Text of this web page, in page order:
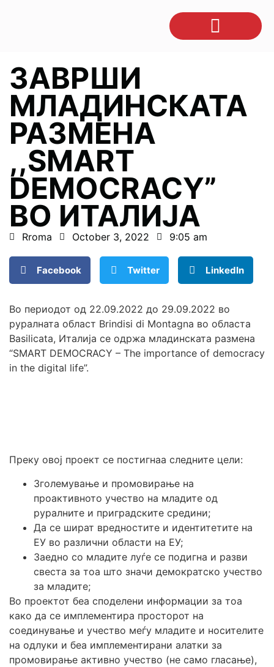
ЗАВРШИ
МЛАДИНСКАТА
РАЗМЕНА
,,SMART
DEMOCRACY”
ВО ИТАЛИЈА
Rroma October 3, 2022 9:05 am
Facebook Twitter LinkedIn
Во периодот од 22.09.2022 до 29.09.2022 во
руралната област Brindisi di Montagna во областа
Basilicata, Италија се одржа младинската размена
“SMART DEMOCRACY – The importance of democracy
in the digital life”.
Преку овој проект се постигнаа следните цели:
Зголемување и промовирање на
проактивното учество на младите од
руралните и приградските средини;
Да се шират вредностите и идентитетите на
ЕУ во различни области на ЕУ;
Заедно со младите луѓе се подигна и разви
свеста за тоа што значи демократско учество
за младите;
Во проектот беа споделени информации за тоа
како да се имплементира просторот на
соединување и учество меѓу младите и носителите
на одлуки и беа имплементирани алатки за
промовирање активно учество (не само гласање),